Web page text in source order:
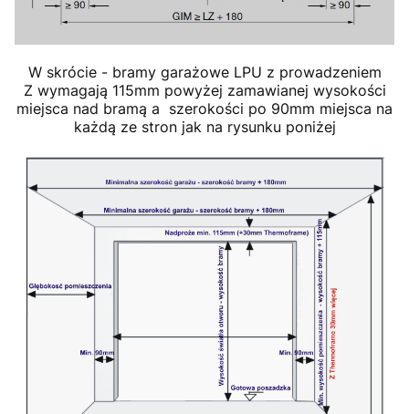
W skrócie - bramy garażowe LPU z prowadzeniem
Z wymagają 115mm powyżej zamawianej wysokości
miejsca nad bramą a szerokości po 90mm miejsca na
każdą ze stron jak na rysunku poniżej